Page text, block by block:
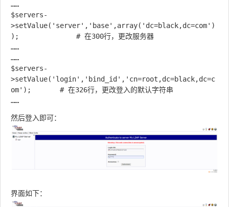
……
$servers-
>setValue('server','base',array('dc=black,dc=com')
);				# 在300行，更改服务器
……
……
$servers-
>setValue('login','bind_id','cn=root,dc=black,dc=c
om');		# 在326行，更改登入的默认字符串
然后登入即可：
界面如下：